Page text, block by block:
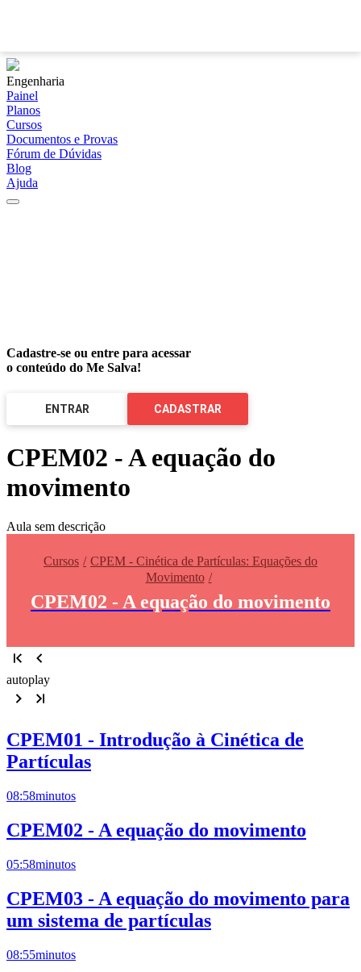
Engenharia
Painel
Planos
Cursos
Documentos e Provas
Fórum de Dúvidas
Blog
Ajuda
Cadastre-se ou entre para acessar
o conteúdo do Me Salva!
ENTRAR CADASTRAR
CPEM02 - A equação do
movimento
Aula sem descrição
Cursos
CPEM - Cinética de Partículas: Equações do
Movimento
CPEM02 - A equação do movimento
autoplay
CPEM01 - Introdução à Cinética de
Partículas
08:58minutos
CPEM02 - A equação do movimento
05:58minutos
CPEM03 - A equação do movimento para
um sistema de partículas
08:55minutos